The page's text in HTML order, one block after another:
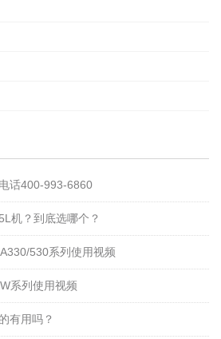
话400-993-6860
机？到底选哪个？
530系列使用视频
系列使用视频
有用吗？